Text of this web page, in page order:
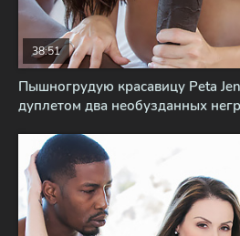
Пышногрудую красавицу Peta
дуплетом два необузданных
38:51